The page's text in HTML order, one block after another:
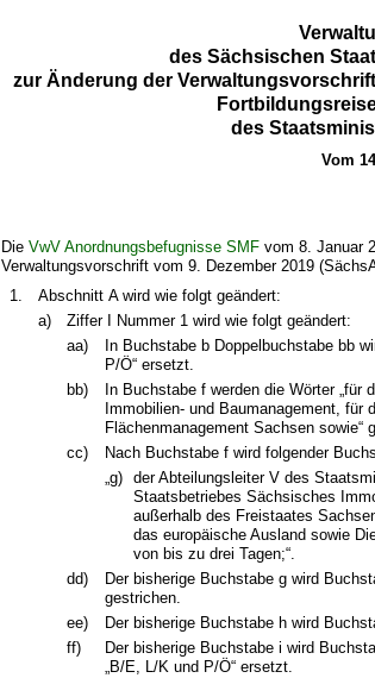
des Sächsischen
zur Änderung der
des
Vom
DieVwV Anordnungsbefugnisse SMF vom 8. Januar
Verwaltungsvorschrift vom 9. Dezember 2019
1.
Abschnitt A wird wie folgt geändert:
a)
Ziffer I Nummer 1 wird wie folgt geändert:
aa)
In Buchstabe b Doppelbuchstabe bb
P/Ö“ ersetzt.
bb)
In Buchstabe f werden die Wörter
Immobilien- und Baumanagement, für
Flächenmanagement Sachsen sowie“
cc)
Nach Buchstabe f wird folgender
„g)
der Abteilungsleiter V des
Staatsbetriebes Sächsisches
außerhalb des Freistaates
das europäische Ausland sowie
von bis zu drei Tagen;“.
dd)
Der bisherige Buchstabe g wird
gestrichen.
ee)
Der bisherige Buchstabe h wird
ff)
Der bisherige Buchstabe i wird
„B/E, L/K und P/Ö“ ersetzt.